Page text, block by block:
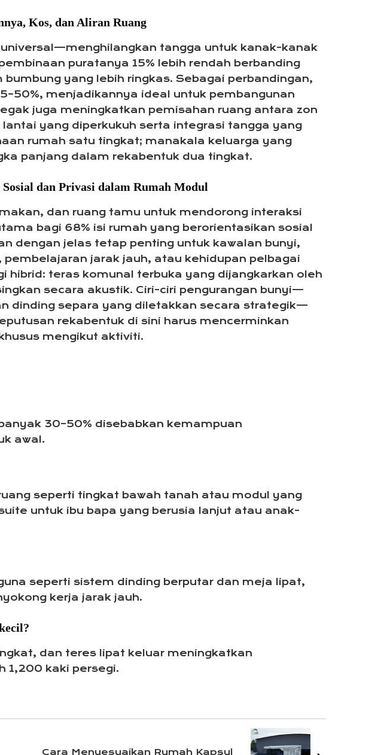
Kos, dan Aliran Ruang
tangga untuk kanak-kanak
puratanya 15% lebih rendah berbanding
yang lebih ringkas. Sebagai perbandingan,
menjadikannya ideal untuk pembangunan
juga meningkatkan pemisahan ruang antara zon
yang diperkukuh serta integrasi tangga yang
rumah satu tingkat; manakala keluarga yang
panjang dalam rekabentuk dua tingkat.
dan Privasi dalam Rumah Modul
dan ruang tamu untuk mendorong interaksi
bagi 68% isi rumah yang berorientasikan sosial
dengan jelas tetap penting untuk kawalan bunyi,
jarak jauh, atau kehidupan pelbagai
teras komunal terbuka yang dijangkarkan oleh
secara akustik. Ciri-ciri pengurangan bunyi—
dinding separa yang diletakkan secara strategik—
rekabentuk di sini harus mencerminkan
mengikut aktiviti.
30–50% disebabkan kemampuan
awal.
seperti tingkat bawah tanah atau modul yang
untuk ibu bapa yang berusia lanjut atau anak-
seperti sistem dinding berputar dan meja lipat,
kerja jarak jauh.
dan teres lipat keluar meningkatkan
1,200 kaki persegi.
Cara Menyesuaikan Rumah Kapsul